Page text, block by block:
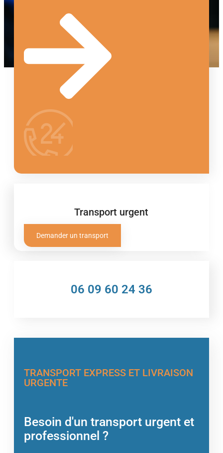
Transport urgent
Demander un transport
06 09 60 24 36
TRANSPORT EXPRESS ET LIVRAISON
URGENTE
Besoin d'un transport urgent et
professionnel ?